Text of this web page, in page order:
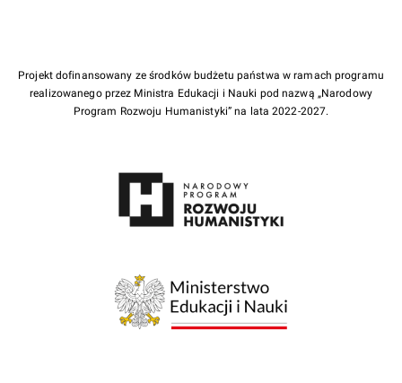
Projekt dofinansowany ze środków budżetu państwa w ramach programu
realizowanego przez Ministra Edukacji i Nauki pod nazwą „Narodowy
Program Rozwoju Humanistyki” na lata 2022-2027.